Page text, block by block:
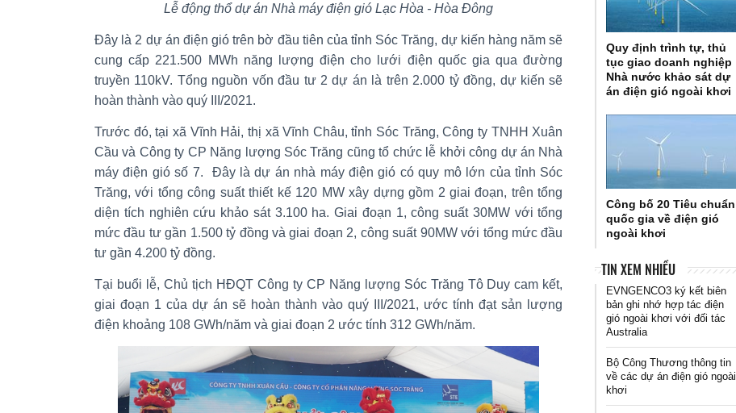
Lễ động thổ dự án Nhà máy điện gió Lạc Hòa - Hòa Đông
Đây là 2 dự án điện gió trên bờ đầu tiên của tỉnh Sóc Trăng, dự kiến hàng năm sẽ
cung cấp 221.500 MWh năng lượng điện cho lưới điện quốc gia qua đường
truyền 110kV. Tổng nguồn vốn đầu tư 2 dự án là trên 2.000 tỷ đồng, dự kiến sẽ
hoàn thành vào quý III/2021.
Trước đó, tại xã Vĩnh Hải, thị xã Vĩnh Châu, tỉnh Sóc Trăng, Công ty TNHH Xuân
Cầu và Công ty CP Năng lượng Sóc Trăng cũng tổ chức lễ khởi công dự án Nhà
máy điện gió số 7. Đây là dự án nhà máy điện gió có quy mô lớn của tỉnh Sóc
Trăng, với tổng công suất thiết kế 120 MW xây dựng gồm 2 giai đoạn, trên tổng
diện tích nghiên cứu khảo sát 3.100 ha. Giai đoạn 1, công suất 30MW với tổng
mức đầu tư gần 1.500 tỷ đồng và giai đoạn 2, công suất 90MW với tổng mức đầu
tư gần 4.200 tỷ đồng.
Tại buổi lễ, Chủ tịch HĐQT Công ty CP Năng lượng Sóc Trăng Tô Duy cam kết,
giai đoạn 1 của dự án sẽ hoàn thành vào quý III/2021, ước tính đạt sản lượng
điện khoảng 108 GWh/năm và giai đoạn 2 ước tính 312 GWh/năm.
Quy định trình tự, thủ
tục giao doanh nghiệp
Nhà nước khảo sát dự
án điện gió ngoài khơi
Công bố 20 Tiêu chuẩn
quốc gia về điện gió
ngoài khơi
TIN XEM NHIỀU
EVNGENCO3 ký kết biên
bản ghi nhớ hợp tác điện
gió ngoài khơi với đối tác
Australia
Bộ Công Thương thông tin
về các dự án điện gió ngoài
khơi